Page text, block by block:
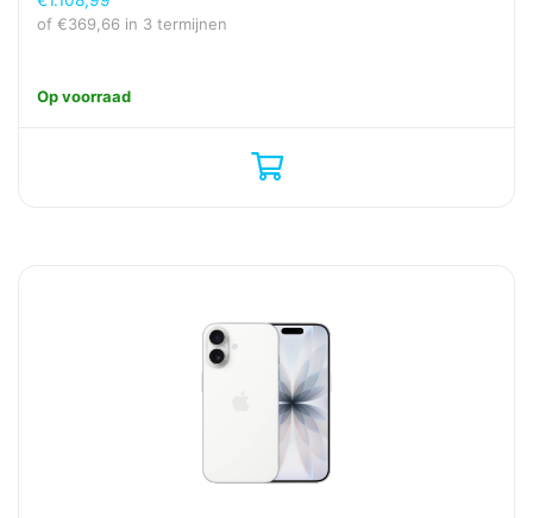
of €369,66 in 3 termijnen
Op voorraad